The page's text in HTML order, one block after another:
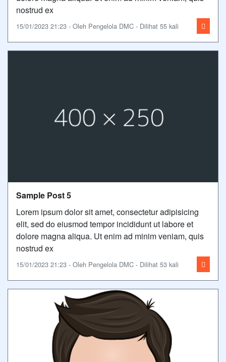
nostrud ex
15/01/2023 21:23 - Oleh Pengelola DMC - Dilihat 55 kali
Sample Post 5
Lorem ipsum dolor sit amet, consectetur adipisicing
elit, sed do eiusmod tempor incididunt ut labore et
dolore magna aliqua. Ut enim ad minim veniam, quis
nostrud ex
15/01/2023 21:23 - Oleh Pengelola DMC - Dilihat 53 kali